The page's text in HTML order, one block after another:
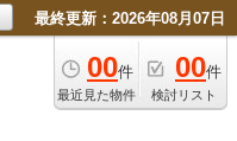
最終更新：2026年08月07日
00件
最近見た物件
00件
検討リスト